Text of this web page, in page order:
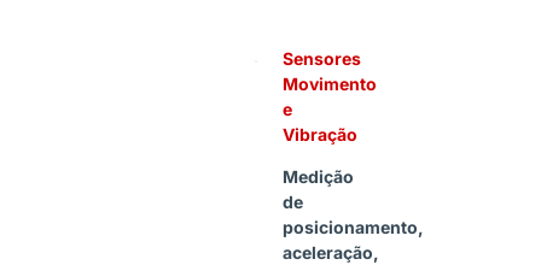
Sensores
Movimento
e
Vibração
Medição
de
posicionamento,
aceleração,